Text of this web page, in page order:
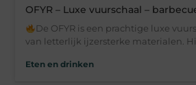
OFYR – Luxe vuurschaal –
De OFYR is een prachtige luxe
van letterlijk ijzersterke materialen.
Eten en drinken